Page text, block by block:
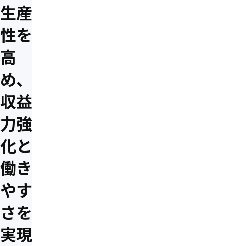
生産
性を
高
め、
収益
力強
化と
働き
やす
さを
実現